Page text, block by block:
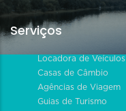
Serviços
Locadora de Veículos
Casas de Câmbio
Agências de Viagem
Guias de Turismo